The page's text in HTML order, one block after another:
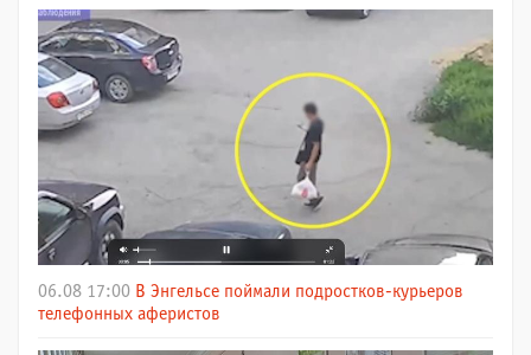
06.08 17:00 В Энгельсе поймали подростков-курьеров
телефонных аферистов